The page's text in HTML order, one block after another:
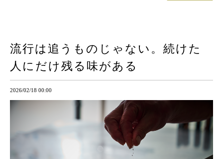
流行は追うものじゃない。続けた
人にだけ残る味がある
2026/02/18 00:00